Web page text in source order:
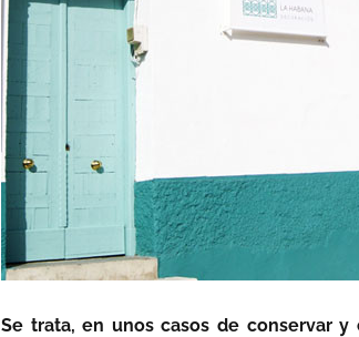
Se trata, en unos casos de conservar